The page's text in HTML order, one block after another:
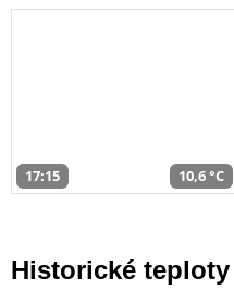
17:15 10,6 °C
Historické teploty